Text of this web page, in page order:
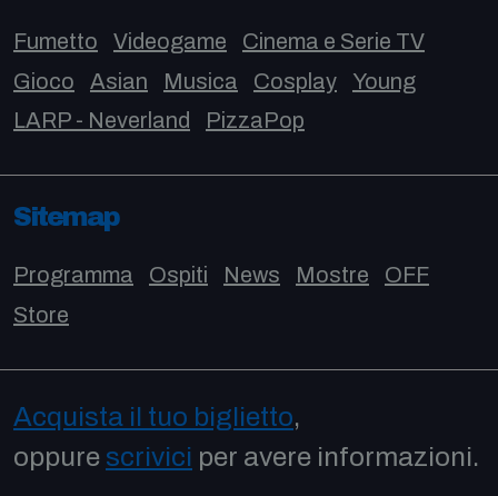
Fumetto Videogame
Cinema e Serie TV
Gioco
Asian Musica Cosplay
Young
LARP - Neverland
PizzaPop
Sitemap
Programma Ospiti News Mostre
OFF
Store
Acquista il tuo biglietto,
oppure scrivici per avere informazioni.